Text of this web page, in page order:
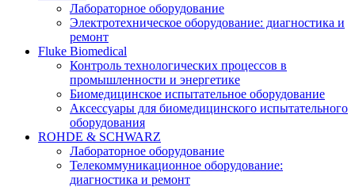
Лабораторное оборудование
Электротехническое оборудование: диагностика и
ремонт
Fluke Biomedical
Контроль технологических процессов в
промышленности и энергетике
Биомедицинское испытательное оборудование
Аксессуары для биомедицинского испытательного
оборудования
ROHDE & SCHWARZ
Лабораторное оборудование
Телекоммуникационное оборудование:
диагностика и ремонт